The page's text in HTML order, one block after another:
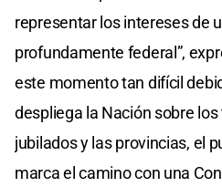
representar los intereses de
profundamente federal”,
este momento tan difícil
despliega la Nación sobre
jubilados y las provincias, el
marca el camino con una